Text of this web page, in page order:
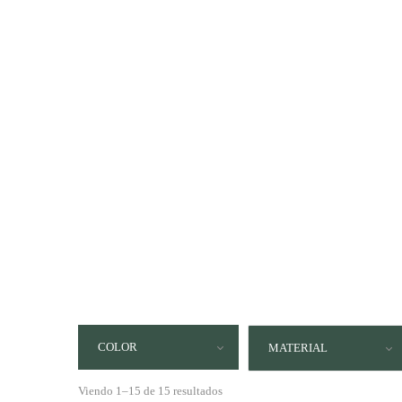
COLOR MATERIAL
Viendo 1–15 de 15 resultados